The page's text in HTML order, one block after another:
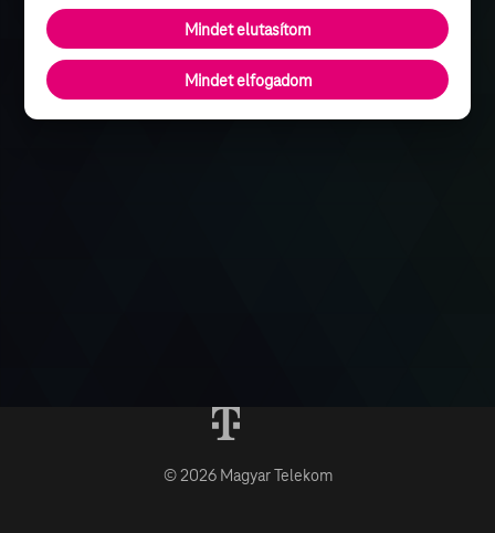
© 2026 Magyar Telekom
Mindet elutasítom
Mindet elfogadom